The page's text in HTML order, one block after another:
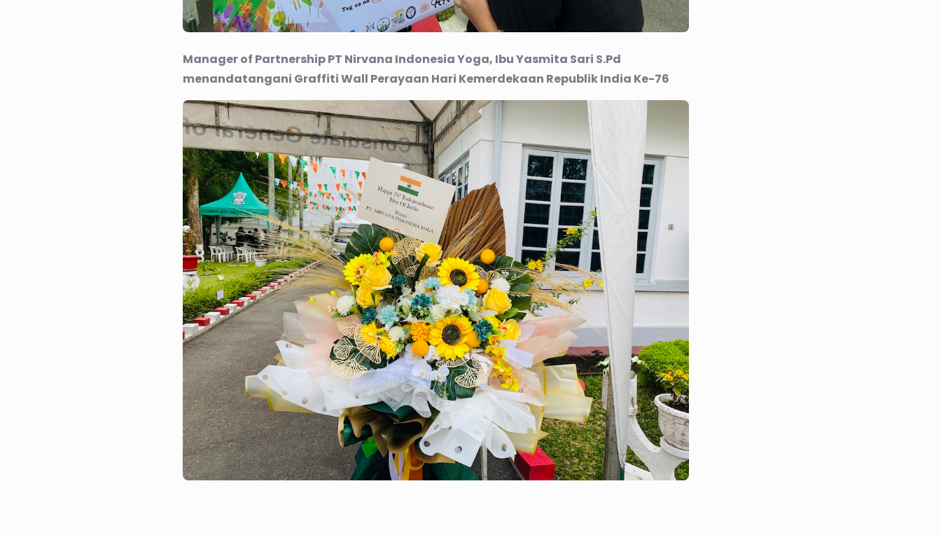
Manager of Partnership PT Nirvana Indonesia Yoga, Ibu Yasmita Sari S.Pd
menandatangani Graffiti Wall Perayaan Hari Kemerdekaan Republik India Ke-76